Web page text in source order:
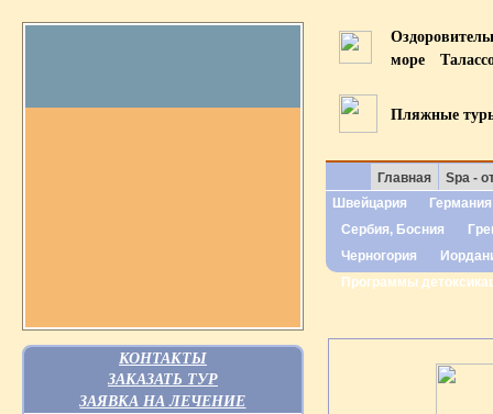
КОНТАКТЫ
ЗАКАЗАТЬ ТУР
ЗАЯВКА НА ЛЕЧЕНИЕ
море
Пляжные
Главная
Spa -
Швейцария
Германия
Сербия, Босния
Черногория
Программы